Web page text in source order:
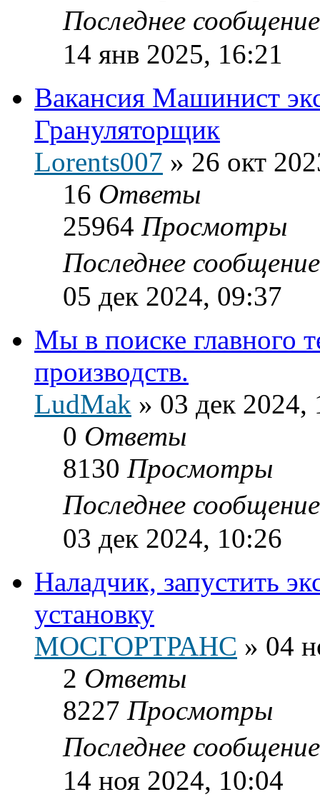
Последнее
14 янв 2025, 16:21
Вакансия Машинист
Грануляторщик
Lorents007 » 26 окт
16 Ответы
25964 Просмотры
Последнее
05 дек 2024, 09:37
Мы в поиске главного
производств.
LudMak » 03 дек 2024,
0 Ответы
8130 Просмотры
Последнее
03 дек 2024, 10:26
Наладчик, запустить
установку
МОСГОРТРАНС » 04
2 Ответы
8227 Просмотры
Последнее
14 ноя 2024, 10:04